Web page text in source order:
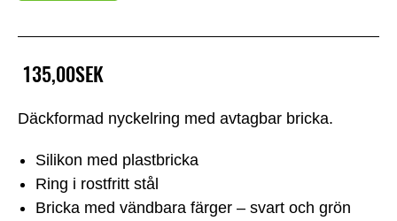
Däckformad nyckelring med avtagbar bricka.
Silikon med plastbricka
Ring i rostfritt stål
Bricka med vändbara färger – svart och grön
135,00SEK